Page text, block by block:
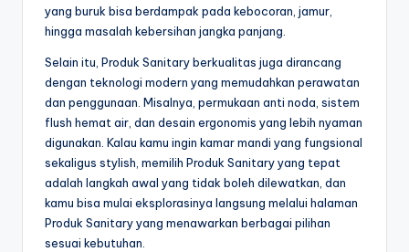
yang buruk bisa berdampak pada kebocoran, jamur,
hingga masalah kebersihan jangka panjang.
Selain itu, Produk Sanitary berkualitas juga dirancang
dengan teknologi modern yang memudahkan perawatan
dan penggunaan. Misalnya, permukaan anti noda, sistem
flush hemat air, dan desain ergonomis yang lebih nyaman
digunakan. Kalau kamu ingin kamar mandi yang fungsional
sekaligus stylish, memilih Produk Sanitary yang tepat
adalah langkah awal yang tidak boleh dilewatkan, dan
kamu bisa mulai eksplorasinya langsung melalui halaman
Produk Sanitary yang menawarkan berbagai pilihan
sesuai kebutuhan.